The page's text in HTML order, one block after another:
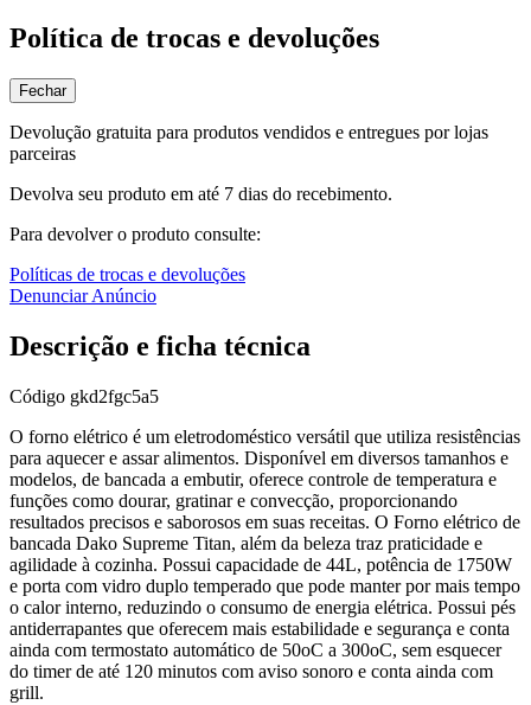
Política de trocas e devoluções
Fechar
Devolução gratuita para produtos vendidos e entregues por lojas
parceiras
Devolva seu produto em até 7 dias do recebimento.
Para devolver o produto consulte:
Políticas de trocas e devoluções
Denunciar Anúncio
Descrição e ficha técnica
Código gkd2fgc5a5
O forno elétrico é um eletrodoméstico versátil que utiliza resistências
para aquecer e assar alimentos. Disponível em diversos tamanhos e
modelos, de bancada a embutir, oferece controle de temperatura e
funções como dourar, gratinar e convecção, proporcionando
resultados precisos e saborosos em suas receitas. O Forno elétrico de
bancada Dako Supreme Titan, além da beleza traz praticidade e
agilidade à cozinha. Possui capacidade de 44L, potência de 1750W
e porta com vidro duplo temperado que pode manter por mais tempo
o calor interno, reduzindo o consumo de energia elétrica. Possui pés
antiderrapantes que oferecem mais estabilidade e segurança e conta
ainda com termostato automático de 50oC a 300oC, sem esquecer
do timer de até 120 minutos com aviso sonoro e conta ainda com
grill.